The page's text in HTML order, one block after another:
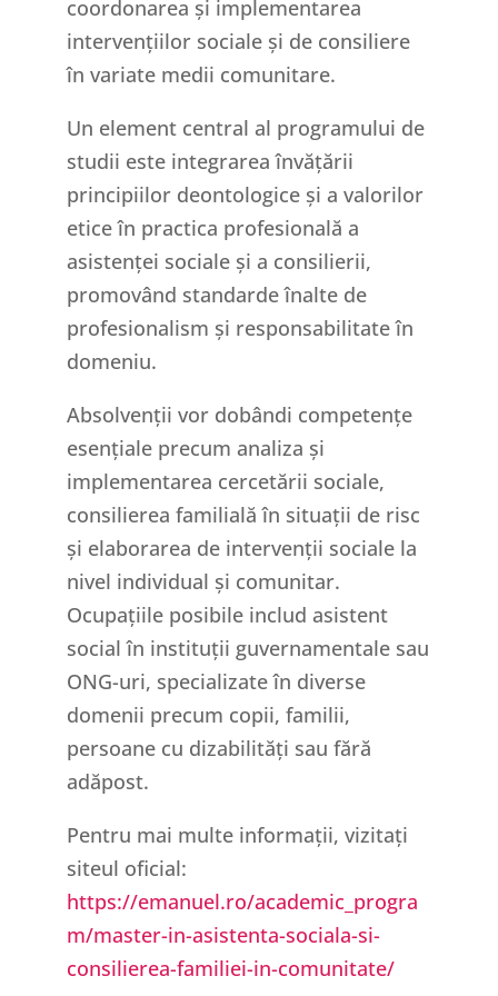
coordonarea și implementarea
intervențiilor sociale și de consiliere
în variate medii comunitare.
Un element central al programului de
studii este integrarea învățării
principiilor deontologice și a valorilor
etice în practica profesională a
asistenței sociale și a consilierii,
promovând standarde înalte de
profesionalism și responsabilitate în
domeniu.
Absolvenții vor dobândi competențe
esențiale precum analiza și
implementarea cercetării sociale,
consilierea familială în situații de risc
și elaborarea de intervenții sociale la
nivel individual și comunitar.
Ocupațiile posibile includ asistent
social în instituții guvernamentale sau
ONG-uri, specializate în diverse
domenii precum copii, familii,
persoane cu dizabilități sau fără
adăpost.
Pentru mai multe informații, vizitați
siteul oficial:
https://emanuel.ro/academic_progra
m/master-in-asistenta-sociala-si-
consilierea-familiei-in-comunitate/